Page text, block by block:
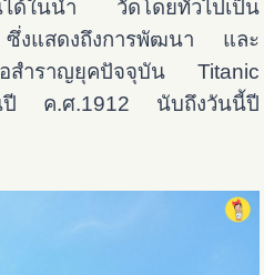
นได้ในน้ำ วัดโดยทั่วไปเป็น
แสดงถึงการพัฒนา และ
อสำราญยุคปัจจุบัน Titanic
นปี ค.ศ.1912 นับถึงวันนี้ปี